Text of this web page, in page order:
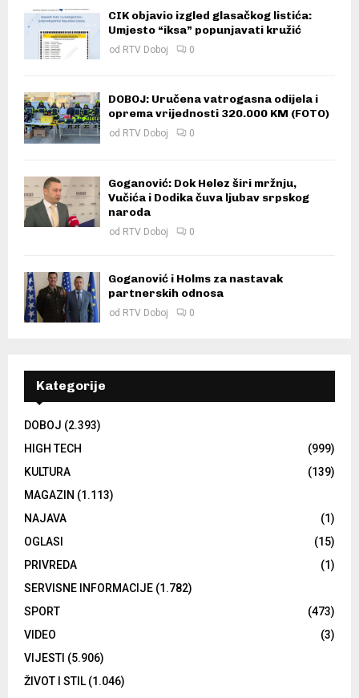
CIK objavio izgled glasačkog listića:
Umjesto “iksa” popunjavati kružić
od RTV Doboj 0
DOBOJ: Uručena vatrogasna odijela i
oprema vrijednosti 320.000 KM (FOTO)
od RTV Doboj 0
Goganović: Dok Helez širi mržnju,
Vučića i Dodika čuva ljubav srpskog
naroda
od RTV Doboj 0
Goganović i Holms za nastavak
partnerskih odnosa
od RTV Doboj 0
Kategorije
DOBOJ (2.393)
HIGH TECH
(999)
KULTURA
(139)
MAGAZIN (1.113)
NAJAVA
(1)
OGLASI
(15)
PRIVREDA
(1)
SERVISNE INFORMACIJE (1.782)
SPORT
(473)
VIDEO
(3)
VIJESTI (5.906)
ŽIVOT I STIL (1.046)